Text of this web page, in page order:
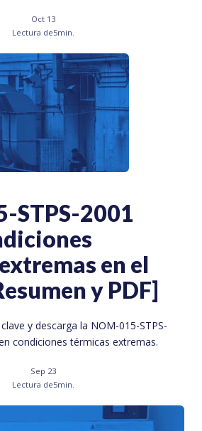
Oct 13
Lectura de5min.
STPS-2001
en el
y PDF]
y descarga la NOM-015-STPS-
condiciones térmicas extremas.
Sep 23
Lectura de5min.